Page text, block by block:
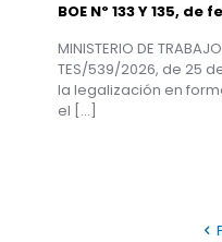
BOE Nº 133 Y 135,
MINISTERIO DE
TES/539/2026, de 25
la legalización en
el […]